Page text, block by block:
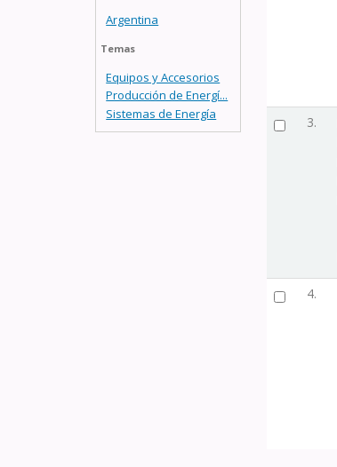
Argentina
Temas
Equipos y Accesorios
Producción de Energí...
Sistemas de Energía
3.
4.